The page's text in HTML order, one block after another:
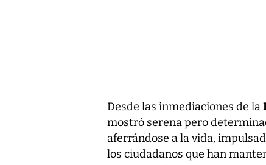
Desde las inmediaciones de la
mostró serena pero
aferrándose a la vida,
los ciudadanos que han